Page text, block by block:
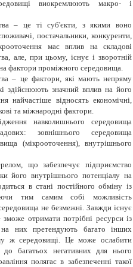
виокремлюють макро- і
– це ті суб'єкти, з якими воно
постачальники, конкуренти,
має вплив на складові
але, при цьому, існує і зворотній
фактори проміжного середовища.
– це фактори, які мають непряму
здійснюють значний вплив на його
найчастіше відносять економічні,
та міжнародні фактори.
навколишнього середовища
зовнішнього середовища
(мікрооточення), внутрішнього
що забезпечує підприємство
його внутрішнього потенціалу на
в стані постійного обміну із
тим самим собі можливість
не безмежні. Завжди існує
отримати потрібні ресурси із
них претендують багато інших
ж середовищі. Це може ослабити
до багатьох негативних для нього
полягає в забезпеченні такої